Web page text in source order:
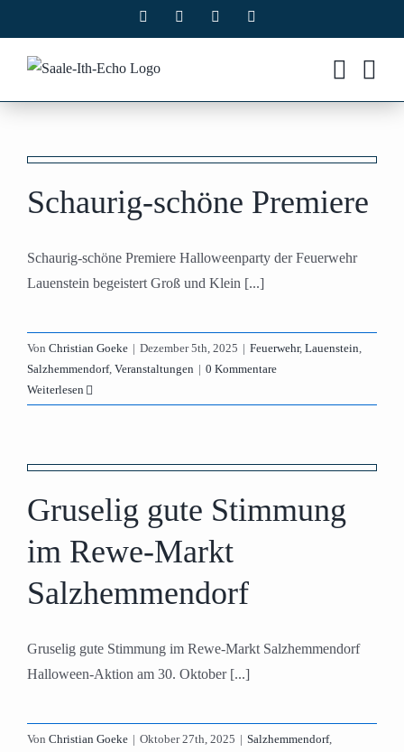
Inhalt
springen
Facebook Instagram
Schaurig-schöne Premiere
Schaurig-schöne Premiere Halloweenparty der Feuerwehr
Lauenstein begeistert Groß und Klein [...]
Von Christian Goeke | Dezember 5th, 2025 | Feuerwehr, Lauenstein,
Salzhemmendorf, Veranstaltungen | 0 Kommentare
Weiterlesen
Gruselig gute Stimmung
im Rewe-Markt
Salzhemmendorf
Gruselig gute Stimmung im Rewe-Markt Salzhemmendorf
Halloween-Aktion am 30. Oktober [...]
Von Christian Goeke | Oktober 27th, 2025 | Salzhemmendorf,